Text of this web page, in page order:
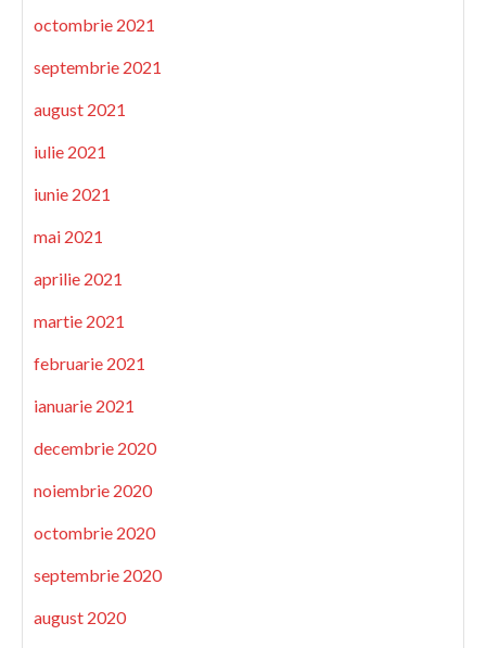
octombrie 2021
septembrie 2021
august 2021
iulie 2021
iunie 2021
mai 2021
aprilie 2021
martie 2021
februarie 2021
ianuarie 2021
decembrie 2020
noiembrie 2020
octombrie 2020
septembrie 2020
august 2020